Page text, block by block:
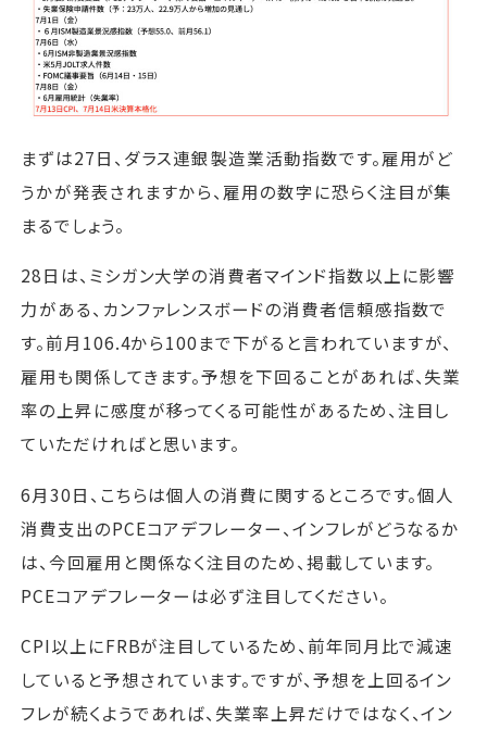
まずは27日、ダラス連銀製造業活動指数です。雇用がど
うかが発表されますから、雇用の数字に恐らく注目が集
まるでしょう。
28日は、ミシガン大学の消費者マインド指数以上に影響
力がある、カンファレンスボードの消費者信頼感指数で
す。前月106.4から100まで下がると言われていますが、
雇用も関係してきます。予想を下回ることがあれば、失業
率の上昇に感度が移ってくる可能性があるため、注目し
ていただければと思います。
6月30日、こちらは個人の消費に関するところです。個人
消費支出のPCEコアデフレーター、インフレがどうなるか
は、今回雇用と関係なく注目のため、掲載しています。
PCEコアデフレーターは必ず注目してください。
CPI以上にFRBが注目しているため、前年同月比で減速
していると予想されています。ですが、予想を上回るイン
フレが続くようであれば、失業率上昇だけではなく、イン